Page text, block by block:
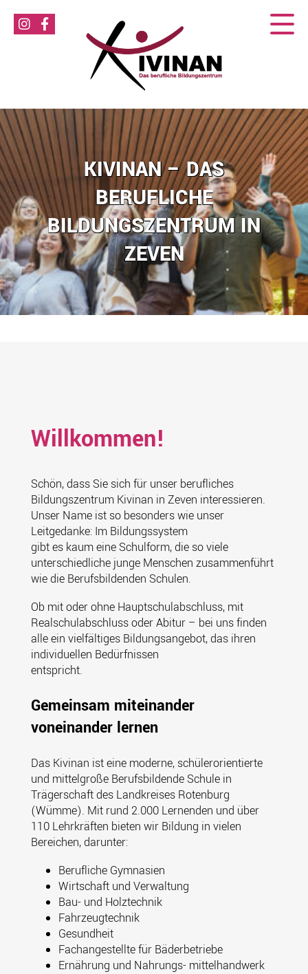
KIVINAN – DAS
BERUFLICHE
BILDUNGSZENTRUM IN
ZEVEN
Willkommen!
Schön, dass Sie sich für unser berufliches
Bildungszentrum Kivinan in Zeven interessieren.
Unser Name ist so besonders wie unser
Leitgedanke: Im Bildungssystem
gibt es kaum eine Schulform, die so viele
unterschiedliche junge Menschen zusammenführt
wie die Berufsbildenden Schulen.
Ob mit oder ohne Hauptschulabschluss, mit
Realschulabschluss oder Abitur – bei uns finden
alle ein vielfältiges Bildungsangebot, das ihren
individuellen Bedürfnissen
entspricht.
Gemeinsam miteinander
voneinander lernen
Das Kivinan ist eine moderne, schülerorientierte
und mittelgroße Berufsbildende Schule in
Trägerschaft des Landkreises Rotenburg
(Wümme). Mit rund 2.000 Lernenden und über
110 Lehrkräften bieten wir Bildung in vielen
Bereichen, darunter:
Berufliche Gymnasien
Wirtschaft und Verwaltung
Bau- und Holztechnik
Fahrzeugtechnik
Gesundheit
Fachangestellte für Bäderbetriebe
Ernährung und Nahrungs- mittelhandwerk